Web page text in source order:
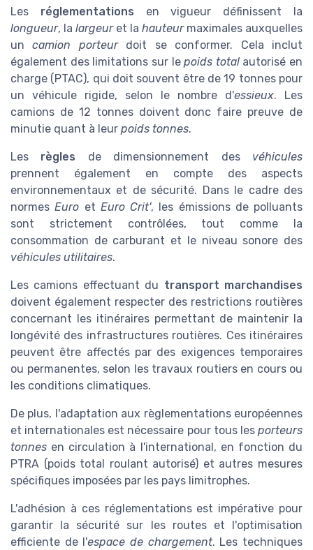
Les réglementations en vigueur définissent la
longueur, la largeuret la hauteurmaximales auxquelles
uncamion porteurdoit se conformer. Cela inclut
également des limitations sur lepoids totalautorisé en
charge (PTAC), qui doit souvent être de 19 tonnes pour
un véhicule rigide, selon le nombre d'essieux. Les
camions de 12 tonnes doivent donc faire preuve de
minutie quant à leur poids tonnes.
Les règles de dimensionnement des véhicules
prennent également en compte des aspects
environnementaux et de sécurité. Dans le cadre des
normesEuro et Euro Crit', les émissions de polluants
sont strictement contrôlées, tout comme la
consommation de carburant et le niveau sonore des
véhicules utilitaires.
Les camions effectuant du transport marchandises
doivent également respecter des restrictions routières
concernant les itinéraires permettant de maintenir la
longévité des infrastructures routières. Ces itinéraires
peuvent être affectés par des exigences temporaires
ou permanentes, selon les travaux routiers en cours ou
les conditions climatiques.
De plus, l'adaptation aux règlementations européennes
et internationales est nécessaire pour tous les porteurs
tonnes en circulation à l'international, en fonction du
PTRA (poids total roulant autorisé) et autres mesures
spécifiques imposées par les pays limitrophes.
L'adhésion à ces réglementations est impérative pour
garantir la sécurité sur les routes et l'optimisation
efficiente de l'espace de chargement. Les techniques